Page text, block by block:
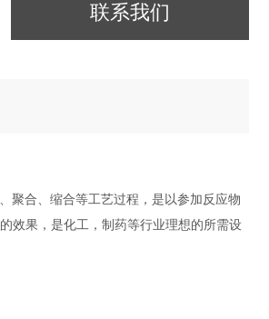
联系我们
聚合、缩合等工艺过程，是以参加反应物
效果，是化工，制药等行业理想的所需设